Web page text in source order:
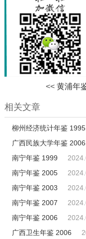
其他
<< 黄浦年
相关文章
柳州经济统计年鉴 1995
广西民族大学年鉴 2006
南宁年鉴 1999
南宁年鉴 2005
南宁年鉴 2003
南宁年鉴 2007
南宁年鉴 2006
广西卫生年鉴 2006